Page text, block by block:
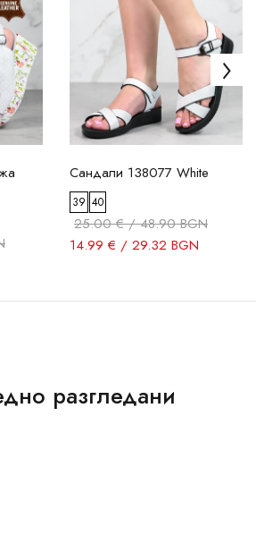
Сандали 138077 White
39 40
25.00 € / 48.90 BGN
14.99 € / 29.32 BGN
разгледани